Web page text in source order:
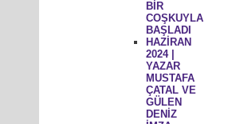
BİR
COŞKUYLA
BAŞLADI
HAZİRAN
2024 |
YAZAR
MUSTAFA
ÇATAL VE
GÜLEN
DENİZ